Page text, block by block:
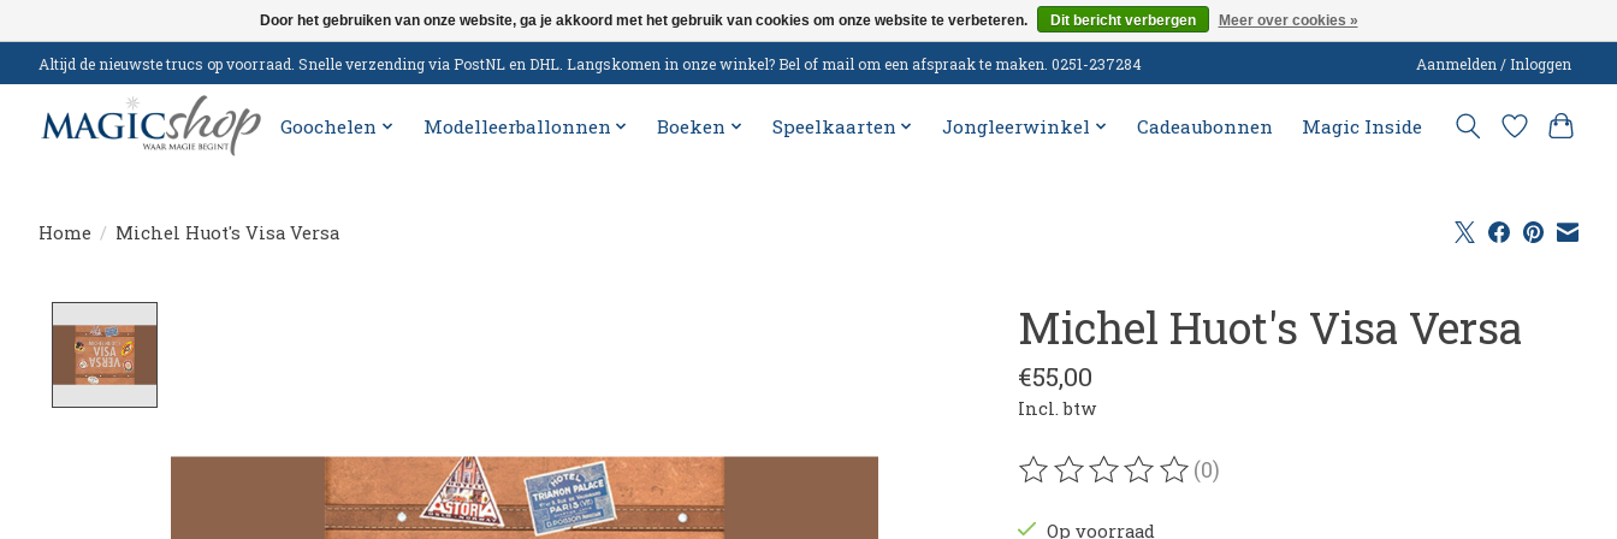
Altijd de nieuwste trucs op voorraad. Snelle verzending via PostNL en DHL. Langskomen in onze winkel? Bel of mail om een afspraak te maken. 0251-237284 Aanmelden / Inloggen
Goochelen Modelleerballonnen Boeken Speelkaarten Jongleerwinkel Cadeaubonnen Magic Inside
Home / Michel Huot's Visa Versa
Michel Huot's Visa Versa
€55,00
Incl. btw
De beoordeling van dit product is
(0)
Op voorraad
Door het gebruiken van onze website, ga je akkoord met het gebruik van cookies om onze website te verbeteren. Dit bericht verbergen Meer over cookies »